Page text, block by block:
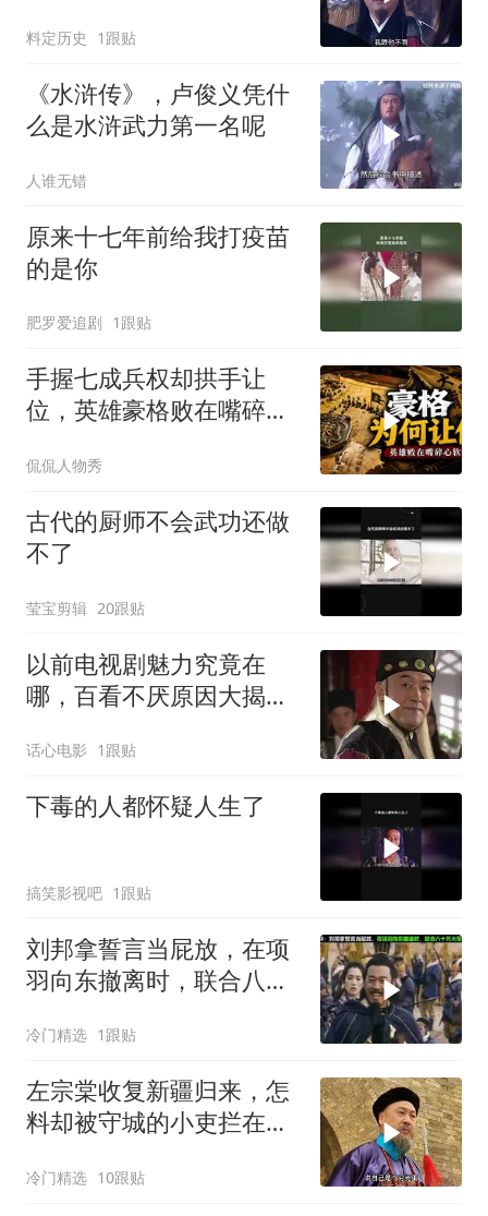
料定历史 1跟贴
《水浒传》，卢俊义凭什
么是水浒武力第一名呢
人谁无错
原来十七年前给我打疫苗
的是你
肥罗爱追剧 1跟贴
手握七成兵权却拱手让
位，英雄豪格败在嘴碎心
侃侃人物秀
古代的厨师不会武功还做
不了
莹宝剪辑 20跟贴
以前电视剧魅力究竟在
哪，百看不厌原因大揭
话心电影 1跟贴
下毒的人都怀疑人生了
搞笑影视吧 1跟贴
刘邦拿誓言当屁放，在项
羽向东撤离时，联合八十
冷门精选 1跟贴
左宗棠收复新疆归来，怎
料却被守城的小吏拦在城
冷门精选 10跟贴